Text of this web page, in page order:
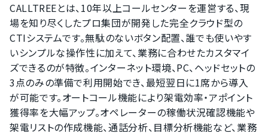
CALLTREEとは、10年以上コールセンターを運営する、現
場を知り尽くしたプロ集団が開発した完全クラウド型の
CTIシステムです。無駄のないボタン配置、誰でも使いやす
いシンプルな操作性に加えて、業務に合わせたカスタマイ
ズできるのが特徴。インターネット環境、PC、ヘッドセットの
3点のみの準備で利用開始でき、最短翌日に1席から導入
が可能です。オートコール機能により架電効率・アポイント
獲得率を大幅アップ。オペレーターの稼働状況確認機能や
架電リストの作成機能、通話分析、目標分析機能など、業務